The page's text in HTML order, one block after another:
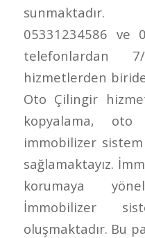
sunmaktadır.
05331234586 ve
telefonlardan 7/
hizmetlerden
Oto Çilingir
kopyalama, oto
immobilizer
sağlamaktayız.
korumaya
İmmobilizer
oluşmaktadır. Bu